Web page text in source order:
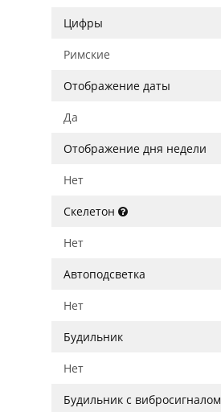
Цифры
Римские
Отображение даты
Да
Отображение дня недели
Нет
Скелетон
Нет
Автоподсветка
Нет
Будильник
Нет
Будильник с вибросигналом